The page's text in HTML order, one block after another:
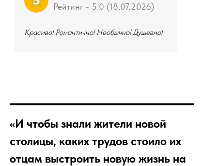
Рейтинг - 5.0 (18.07.2026)
Красиво! Романтично! Необычно! Душевно!
«И чтобы знали жители новой
столицы, каких трудов стоило их
отцам выстроить новую жизнь на